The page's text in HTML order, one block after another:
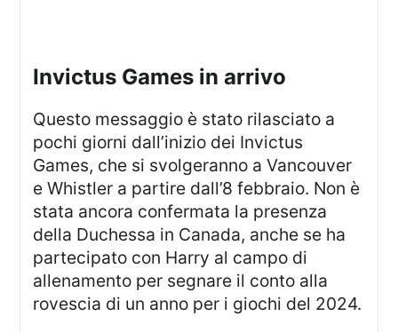
Invictus Games in arrivo
Questo messaggio è stato rilasciato a
pochi giorni dall’inizio dei Invictus
Games, che si svolgeranno a Vancouver
e Whistler a partire dall’8 febbraio. Non è
stata ancora confermata la presenza
della Duchessa in Canada, anche se ha
partecipato con Harry al campo di
allenamento per segnare il conto alla
rovescia di un anno per i giochi del 2024.